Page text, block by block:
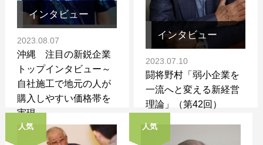
インタビュー
2023.08.07
沖縄 注目の新鋭企業
トップインタビュー～
自社施工で地元の人が
購入しやすい価格帯を
実現～
インタビュー
2023.07.10
闘将野村「弱小企業を
一流へと変える新経営
理論」（第42回）
人気 人気